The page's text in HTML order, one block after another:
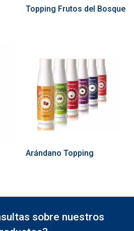
Topping Frutos del Bosque
Arándano Topping
sobre nuestros